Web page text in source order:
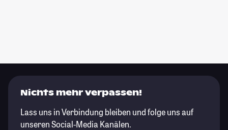
Nichts mehr verpassen!
Lass uns in Verbindung bleiben und folge uns auf
unseren Social-Media Kanälen.